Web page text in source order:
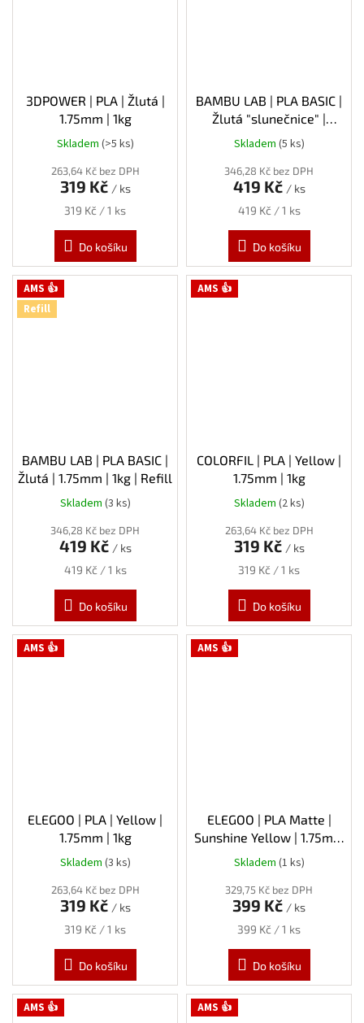
3DPOWER | PLA | Žlutá |
1.75mm | 1kg
Skladem (>5 ks)
263,64 Kč bez DPH
319 Kč / ks
Měrná
319 Kč / 1 ks
Do košíku
BAMBU LAB | PLA BASIC |
Žlutá "slunečnice" |
1.75mm | 1kg | Refill
Skladem (5 ks)
346,28 Kč bez DPH
419 Kč / ks
Měrná
419 Kč / 1 ks
Do košíku
AMS 👍
Refill
BAMBU LAB | PLA BASIC |
Žlutá | 1.75mm | 1kg | Refill
Skladem (3 ks)
346,28 Kč bez DPH
419 Kč / ks
Měrná
419 Kč / 1 ks
Do košíku
AMS 👍
COLORFIL | PLA | Yellow |
1.75mm | 1kg
Skladem (2 ks)
263,64 Kč bez DPH
319 Kč / ks
Měrná
319 Kč / 1 ks
Do košíku
AMS 👍
ELEGOO | PLA | Yellow |
1.75mm | 1kg
Průměrné
produktu
hvězdiček.
Skladem (3 ks)
263,64 Kč bez DPH
319 Kč / ks
Měrná
319 Kč / 1 ks
Do košíku
AMS 👍
ELEGOO | PLA Matte |
Sunshine Yellow | 1.75mm
| 1kg
Skladem (1 ks)
329,75 Kč bez DPH
399 Kč / ks
Měrná
399 Kč / 1 ks
Do košíku
AMS 👍 AMS 👍